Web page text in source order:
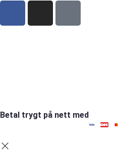
Betal trygt på nett med